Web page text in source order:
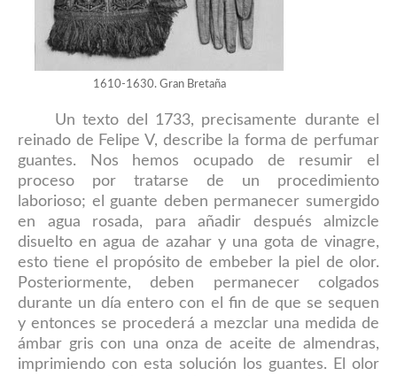
1610-1630. Gran Bretaña
Un texto del 1733, precisamente durante el
reinado de Felipe V, describe la forma de perfumar
guantes. Nos hemos ocupado de resumir el
proceso por tratarse de un procedimiento
laborioso; el guante deben permanecer sumergido
en agua rosada, para añadir después almizcle
disuelto en agua de azahar y una gota de vinagre,
esto tiene el propósito de embeber la piel de olor.
Posteriormente, deben permanecer colgados
durante un día entero con el fin de que se sequen
y entonces se procederá a mezclar una medida de
ámbar gris con una onza de aceite de almendras,
imprimiendo con esta solución los guantes. El olor